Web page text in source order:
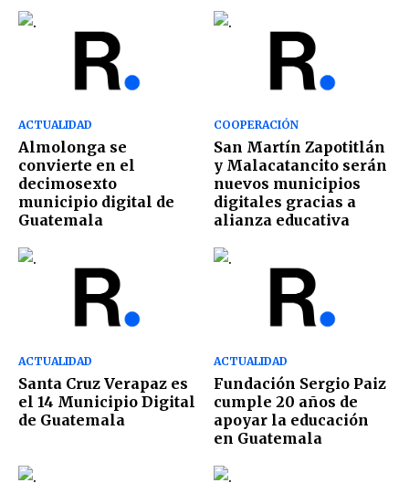
ACTUALIDAD
Almolonga se
convierte en el
decimosexto
municipio digital de
Guatemala
COOPERACIÓN
San Martín Zapotitlán
y Malacatancito serán
nuevos municipios
digitales gracias a
alianza educativa
ACTUALIDAD
Santa Cruz Verapaz es
el 14 Municipio Digital
de Guatemala
ACTUALIDAD
Fundación Sergio Paiz
cumple 20 años de
apoyar la educación
en Guatemala